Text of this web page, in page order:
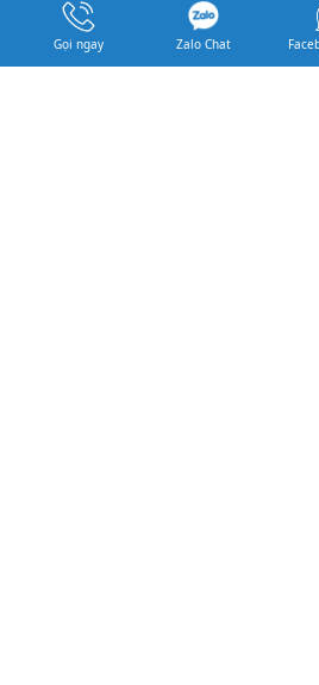
CHÍNH SÁCH
Chính sách bán hàng
Gọi ngay Zalo Chat